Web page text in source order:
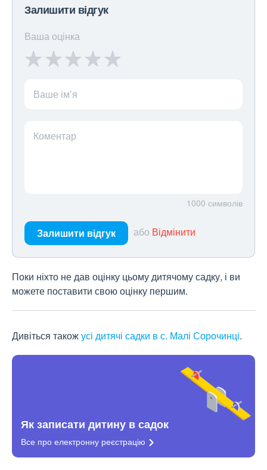
Залишити відгук
Ваша оцінка
Ваше ім’я
Коментар
1000 символів
Залишити відгук або Відмінити
Поки ніхто не дав оцінку цьому дитячому садку, і ви
можете поставити свою оцінку першим.
Дивіться такожусі дитячі садки в с. Малі Сорочинці.
Як записати дитину в садок
Все про електронну реєстрацію